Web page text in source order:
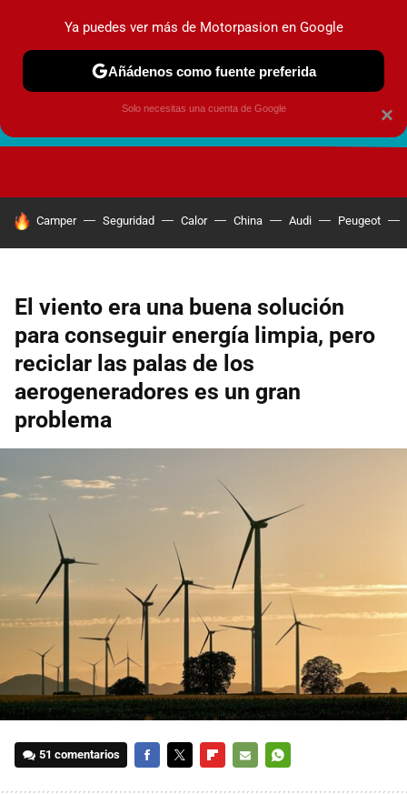
HOY SE HABLA DE
Camper Seguridad Calor China Audi Peugeot
El viento era una buena solución
para conseguir energía limpia, pero
reciclar las palas de los
aerogeneradores es un gran
problema
51 comentarios
×
Ya puedes ver más de Motorpasion en Google
Añádenos como fuente preferida
Solo necesitas una cuenta de Google